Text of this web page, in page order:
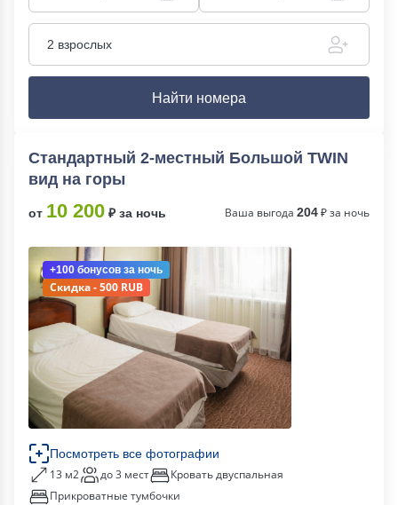
2 взрослых
Найти номера
Стандартный 2-местный Большой TWIN
вид на горы
от 10 200 ₽ за ночь Ваша выгода 204₽ за ночь
+100 бонусов за ночь
Скидка - 500 RUB
Посмотреть все фотографии
13 м2 до 3 мест
Кровать двуспальная
Прикроватные тумбочки